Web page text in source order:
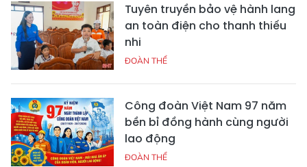
Tuyên truyền bảo vệ hành lang
an toàn điện cho thanh thiếu
nhi
ĐOÀN THỂ
Công đoàn Việt Nam 97 năm
bền bỉ đồng hành cùng người
lao động
ĐOÀN THỂ